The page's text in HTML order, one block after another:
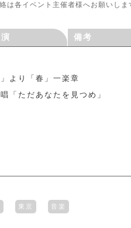
は各イベント主催者様へお願いしま
備考
より「春」一楽章
「ただあなたを見つめ」
東京 音楽